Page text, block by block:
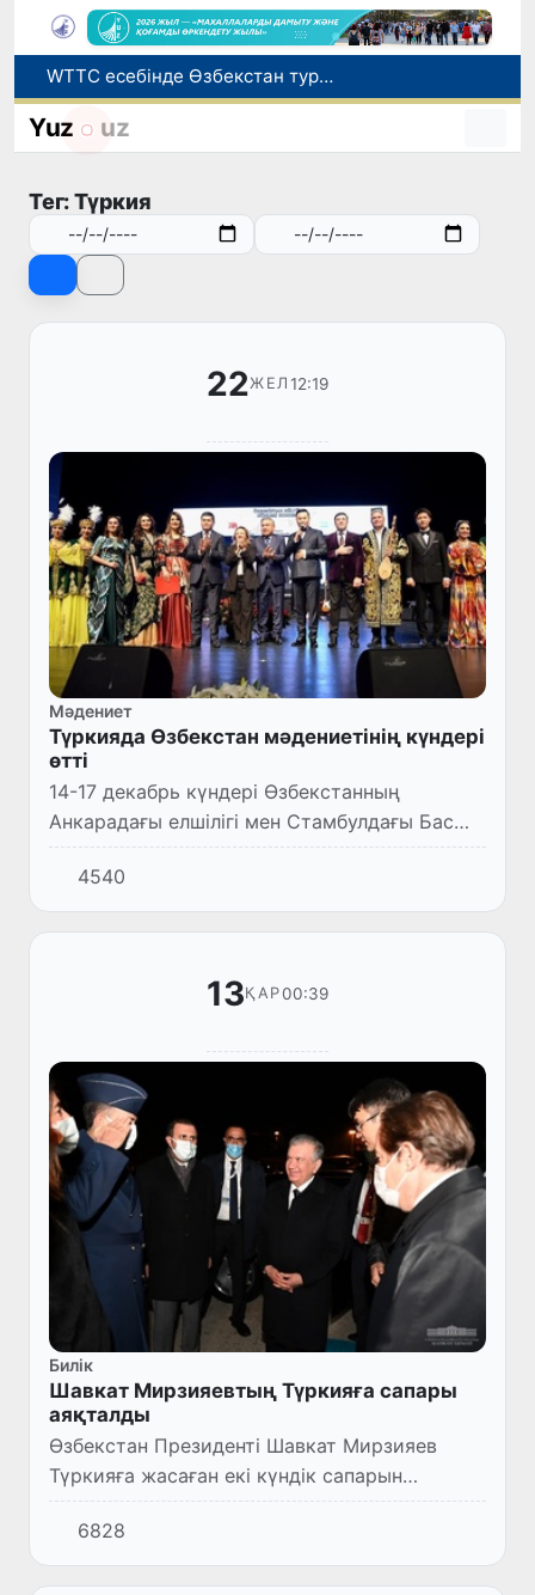
WTTC есебінде Өзбекстан туризмнің өсу қарқыны бойынша Орталық Азияда бірінші орынға шықты
Мүмкіндігі шектеулі талапкерлерге қабылдау емтихандарында қосымша уақыт беріледі
Беларусьтен Өзбекстанға екінші тікелей жүк пойызы жөнелтілді
Yuz uz
Тег: Түркия
22ЖЕЛ 12:19
Мәдениет
Түркияда Өзбекстан мәдениетінің күндері
өтті
14-17 декабрь күндері Өзбекстанның
Анкарадағы елшілігі мен Стамбулдағы Бас
консулдығы, Өзбекстан Мәдениет
министрлігі, Түркияның Мәдениет және
туризм министрлігі Анкара және Стамб...
4540
13ҚАР00:39
Билік
Шавкат Мирзияевтың Түркияға сапары
аяқталды
Өзбекстан Президенті Шавкат Мирзияев
Түркияға жасаған екі күндік сапарын
аяқтады.
6828